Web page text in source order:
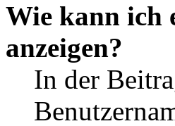
Wie kann ich
anzeigen?
In der